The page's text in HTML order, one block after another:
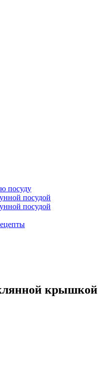
посуду
посудой
посудой
крышкой